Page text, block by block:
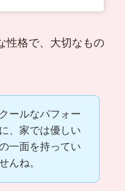
性格で、大切なもの
ールなパフォー
、家では優しい
一面を持ってい
んね。